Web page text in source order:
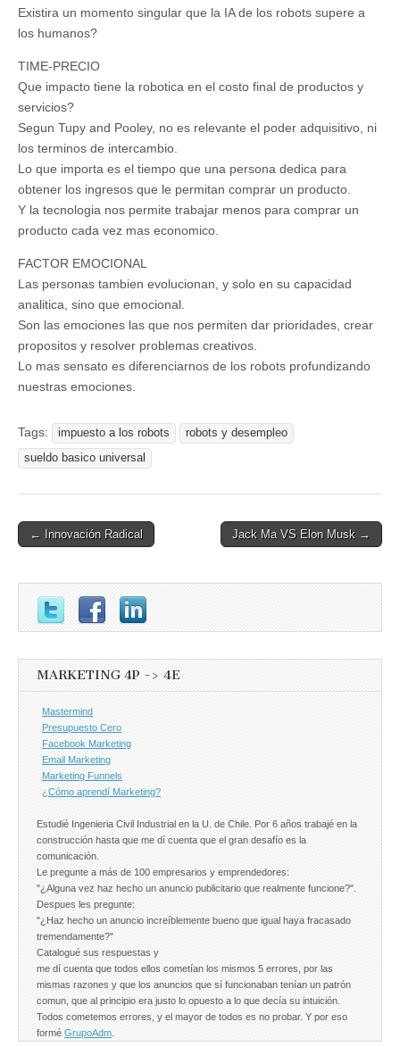
Existira un momento singular que la IA de los robots supere a
los humanos?
TIME-PRECIO
Que impacto tiene la robotica en el costo final de productos y
servicios?
Segun Tupy and Pooley, no es relevante el poder adquisitivo, ni
los terminos de intercambio.
Lo que importa es el tiempo que una persona dedica para
obtener los ingresos que le permitan comprar un producto.
Y la tecnologia nos permite trabajar menos para comprar un
producto cada vez mas economico.
FACTOR EMOCIONAL
Las personas tambien evolucionan, y solo en su capacidad
analitica, sino que emocional.
Son las emociones las que nos permiten dar prioridades, crear
propositos y resolver problemas creativos.
Lo mas sensato es diferenciarnos de los robots profundizando
nuestras emociones.
Tags: impuesto a los robots
robots y desempleo
sueldo basico universal
Post
← Innovación Radical Jack Ma VS Elon Musk →
MARKETING 4P -> 4E
Mastermind
Presupuesto Cero
Facebook Marketing
Email Marketing
Marketing Funnels
¿Cómo aprendí Marketing?
Estudié Ingenieria Civil Industrial en la U. de Chile. Por 6 años trabajé en la
construcción hasta que me dí cuenta que el gran desafío es la
comunicación.
Le pregunte a más de 100 empresarios y emprendedores:
"¿Alguna vez haz hecho un anuncio publicitario que realmente funcione?".
Despues les pregunte:
"¿Haz hecho un anuncio increíblemente bueno que igual haya fracasado
tremendamente?"
Catalogué sus respuestas y
me dí cuenta que todos ellos cometían los mismos 5 errores, por las
mismas razones y que los anuncios que sí funcionaban tenían un patrón
comun, que al principio era justo lo opuesto a lo que decía su intuición.
Todos cometemos errores, y el mayor de todos es no probar. Y por eso
formé GrupoAdm